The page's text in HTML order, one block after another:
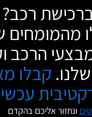
ברכישת
מהמומחים
הרכב
קבלו
ונחזור אליכם בהקדם